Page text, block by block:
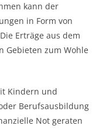
kann der
in Form von
Erträge aus dem
Gebieten zum Wohle
Kindern und
Berufsausbildung
Not geraten